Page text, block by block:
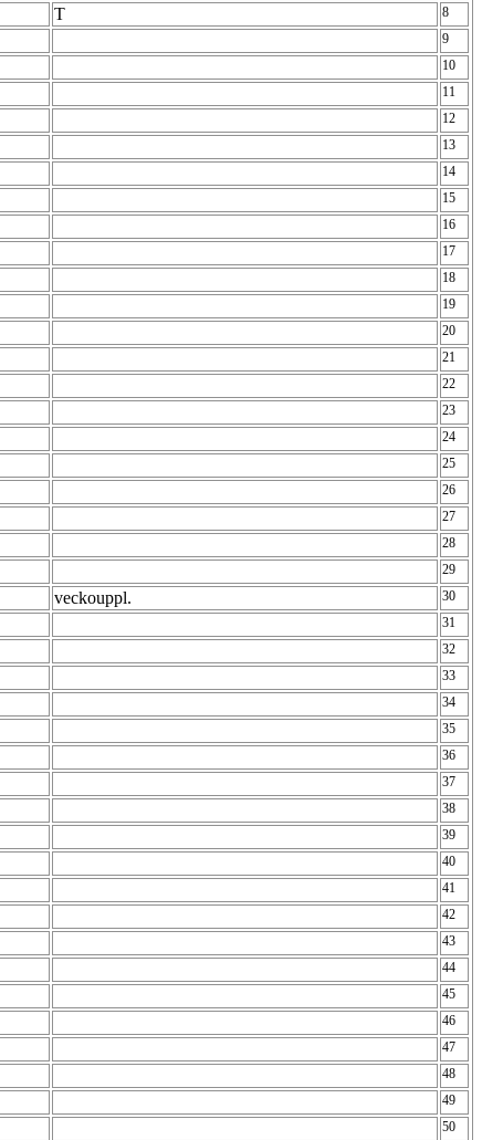
T 8
9
10
11
12
13
14
15
16
17
18
19
20
21
22
23
24
25
26
27
28
29
veckouppl. 30
31
32
33
34
35
36
37
38
39
40
41
42
43
44
45
46
47
48
49
50